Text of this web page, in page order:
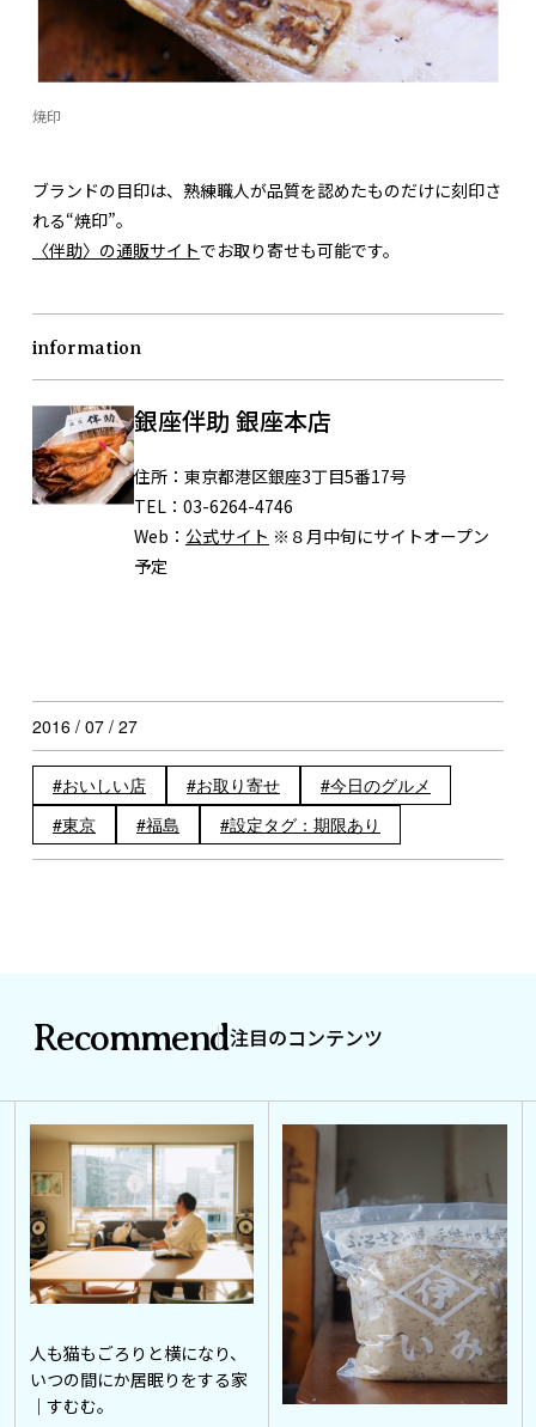
焼印
ブランドの目印は、熟練職人が品質を認めたものだけに刻印さ
れる“焼印”。
〈伴助〉の通販サイトでお取り寄せも可能です。
information
銀座伴助 銀座本店
住所： 東京都港区銀座3丁目5番17号
TEL： 03-6264-4746
Web： 公式サイト ※８月中旬にサイトオープン
予定
2016 / 07 / 27
おいしい店 お取り寄せ
今日のグルメ
東京
福島 設定タグ：期限あり
Recommend注目のコンテンツ
人も猫もごろりと横になり、
いつの間にか居眠りをする家
｜すむむ。